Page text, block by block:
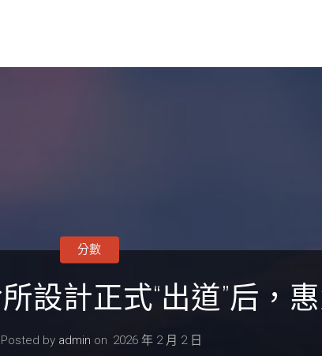
設計正式“出道”后，
Posted by admin on 2026 年 2 月 2 日
分數